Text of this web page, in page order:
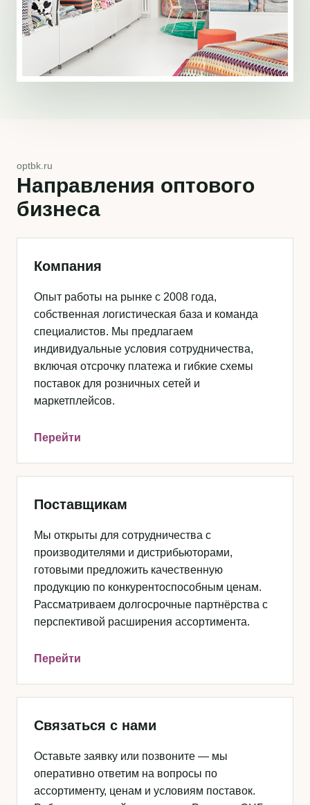
optbk.ru
Направления оптового
бизнеса
Компания
Опыт работы на рынке с 2008 года,
собственная логистическая база и команда
специалистов. Мы предлагаем
индивидуальные условия сотрудничества,
включая отсрочку платежа и гибкие схемы
поставок для розничных сетей и
маркетплейсов.
Перейти
Поставщикам
Мы открыты для сотрудничества с
производителями и дистрибьюторами,
готовыми предложить качественную
продукцию по конкурентоспособным ценам.
Рассматриваем долгосрочные партнёрства с
перспективой расширения ассортимента.
Перейти
Связаться с нами
Оставьте заявку или позвоните — мы
оперативно ответим на вопросы по
ассортименту, ценам и условиям поставок.